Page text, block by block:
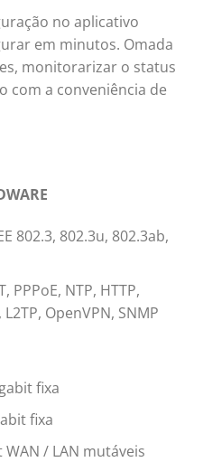
no aplicativo
em minutos. Omada
monitorarizar o status
com a conveniência de
802.3, 802.3u, 802.3ab,
PPPoE, NTP, HTTP,
L2TP, OpenVPN, SNMP
fixa
fixa
/ LAN mutáveis